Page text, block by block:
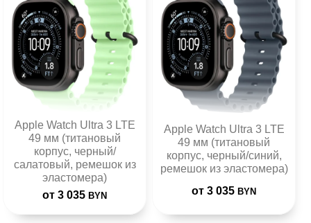
Apple Watch Ultra 3 LTE
49 мм (титановый
корпус, черный/
салатовый, ремешок из
эластомера)
от 3 035 BYN
Apple Watch Ultra 3 LTE
49 мм (титановый
корпус, черный/синий,
ремешок из эластомера)
от 3 035BYN